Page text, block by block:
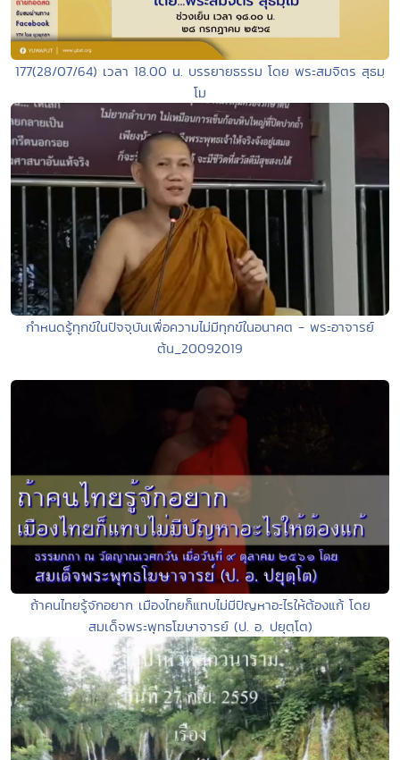
177(28/07/64) เวลา 18.00 น. บรรยายธรรม โดย พระสมจิตร สุธมฺ
โม
กำหนดรู้ทุกข์ในปัจจุบันเพื่อความไม่มีทุกข์ในอนาคต - พระอาจารย์
ต้น_20092019
ถ้าคนไทยรู้จักอยาก เมืองไทยก็แทบไม่มีปัญหาอะไรให้ต้องแก้ โดย
สมเด็จพระพุทธโฆษาจารย์ (ป. อ. ปยุตฺโต)